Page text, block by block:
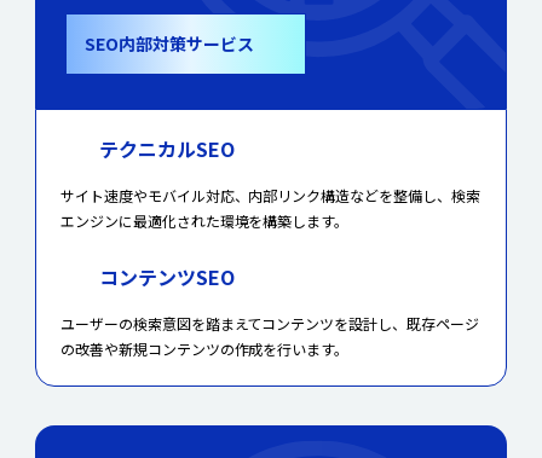
SEO内部対策サービス
テクニカルSEO
サイト速度やモバイル対応、内部リンク構造などを整備し、検索
エンジンに最適化された環境を構築します。
コンテンツSEO
ユーザーの検索意図を踏まえてコンテンツを設計し、既存ページ
の改善や新規コンテンツの作成を行います。